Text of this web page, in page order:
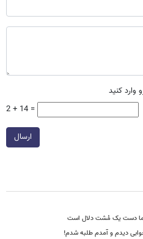
وارد کنید
2 + 14 =
ارسال
ما دست یک مُشت دلال است
دیدم و آمدم طلبه شدم!